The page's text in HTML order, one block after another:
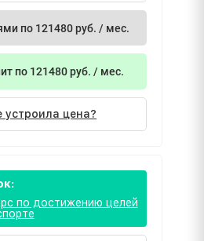
по 121480 руб. / мес.
по 121480 руб. / мес.
устроила цена?
по достижению целей